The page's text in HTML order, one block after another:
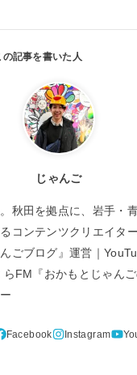
じゃんご
秋田を拠点に、岩手・
コンテンツクリエイタ
ごブログ』運営｜
FM『おかもとじゃん